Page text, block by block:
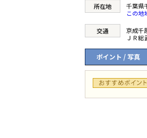
所在地 千葉県
この地
交通 京成千
ＪＲ総
ポイント / 写真